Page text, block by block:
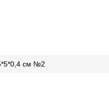
см №2